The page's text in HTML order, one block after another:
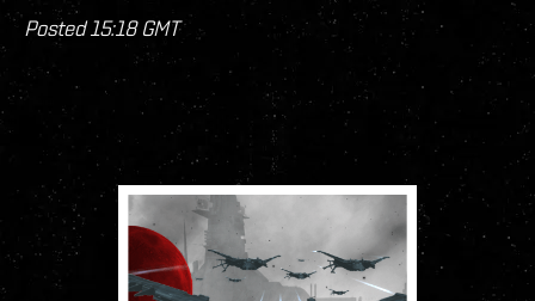
Posted 15:18 GMT